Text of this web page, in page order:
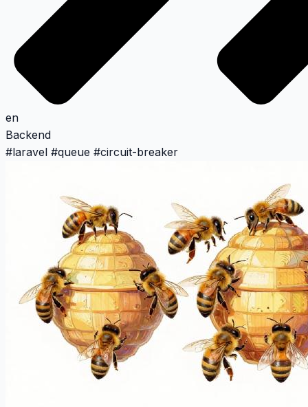
en
Backend
#laravel #queue #circuit-breaker